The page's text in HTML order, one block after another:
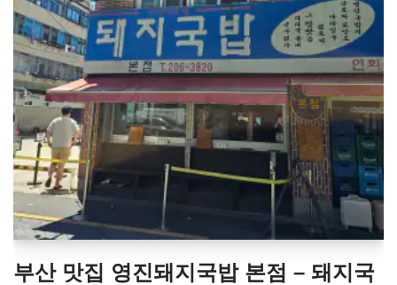
부산 맛집 영진돼지국밥 본점 – 돼지국